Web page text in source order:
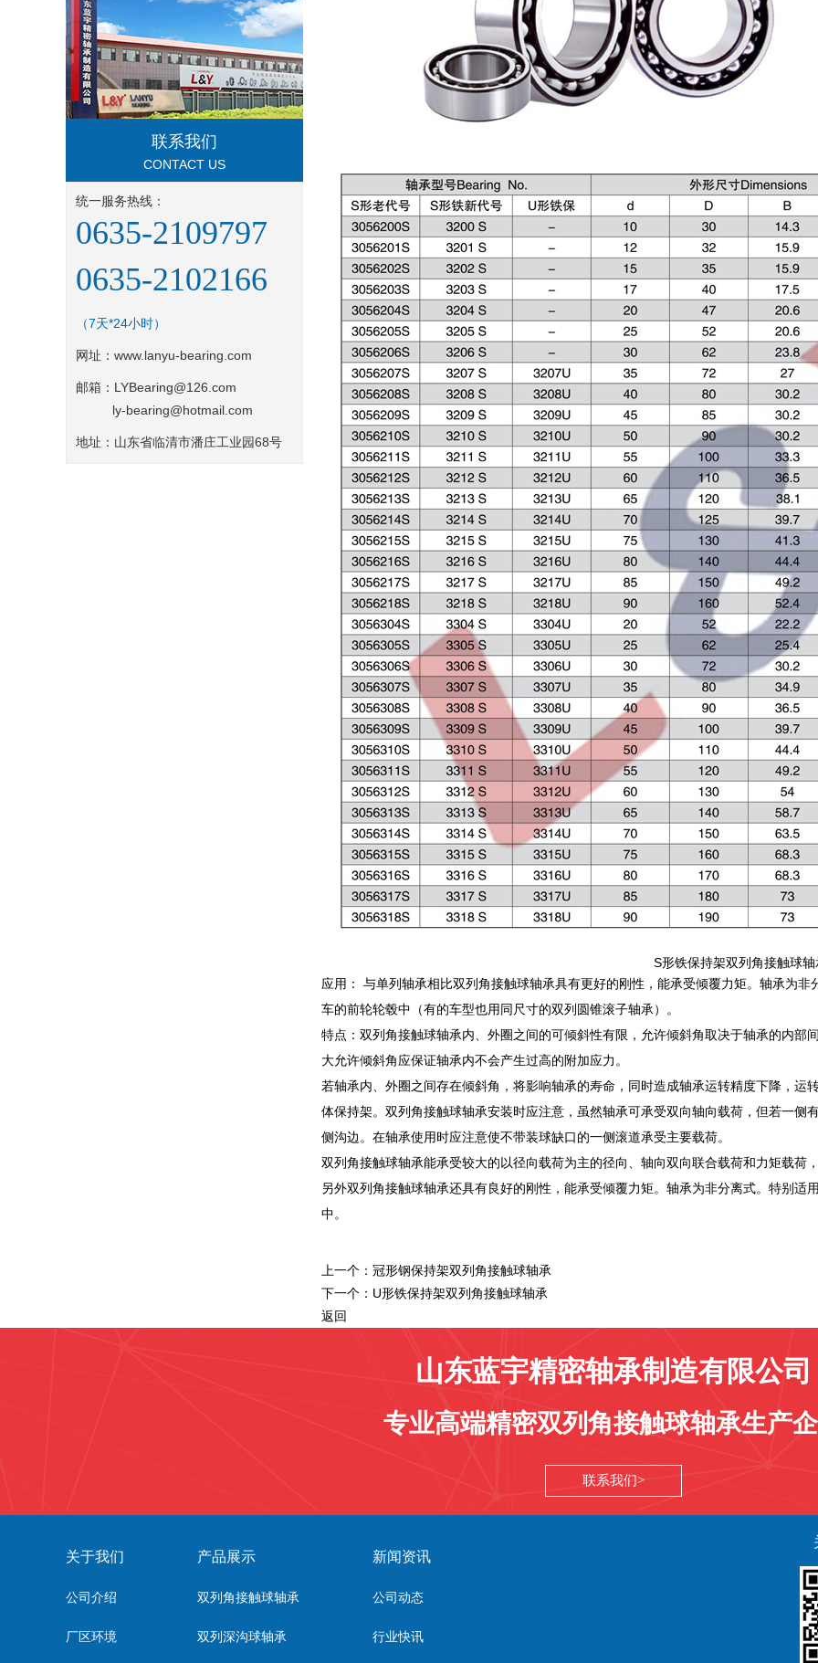
联系我们
CONTACT US
统一服务热线：
0635-2109797
0635-2102166
（7天*24小时）
网址： www.lanyu-bearing.com
邮箱：LYBearing@126.com
ly-bearing@hotmail.com
地址：山东省临清市潘庄工业园68号
S形铁保持架双列角接触球
应用： 与单列轴承相比双列角接触球轴承具有更好的刚性，能承受倾覆力矩。轴承为
车的前轮轮毂中（有的车型也用同尺寸的双列圆锥滚子轴承）。
特点：双列角接触球轴承内、外圈之间的可倾斜性有限，允许倾斜角取决于轴承的内部
大允许倾斜角应保证轴承内不会产生过高的附加应力。
若轴承内、外圈之间存在倾斜角，将影响轴承的寿命，同时造成轴承运转精度下降，运
体保持架。双列角接触球轴承安装时应注意，虽然轴承可承受双向轴向载荷，但若一侧
侧沟边。在轴承使用时应注意使不带装球缺口的一侧滚道承受主要载荷。
双列角接触球轴承能承受较大的以径向载荷为主的径向、轴向双向联合载荷和力矩载荷
另外双列角接触球轴承还具有良好的刚性，能承受倾覆力矩。轴承为非分离式。特别适
中。
上一个： 冠形钢保持架双列角接触球轴承
下一个： U形铁保持架双列角接触球轴承
返回
山东蓝宇精密轴承制造有限公司
专业高端精密双列角接触球轴承生产
联系我们
关于我们
公司介绍
厂区环境
产品展示
双列角接触球轴承
双列深沟球轴承
新闻资讯
公司动态
行业快讯